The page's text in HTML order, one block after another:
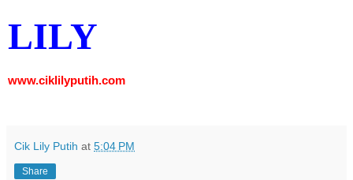
LILY
www.ciklilyputih.com
Cik Lily Putih at 5:04 PM
Share